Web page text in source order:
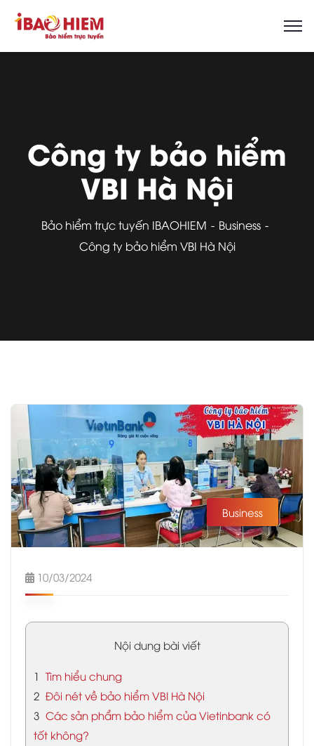
Công ty bảo hiểm
VBI Hà Nội
Bảo hiểm trực tuyến IBAOHIEM
Business
Công ty bảo hiểm VBI Hà Nội
Business
10/03/2024
Nội dung bài viết
1 Tìm hiểu chung
2 Đôi nét về bảo hiểm VBI Hà Nội
3 Các sản phẩm bảo hiểm của Vietinbank có
tốt không?